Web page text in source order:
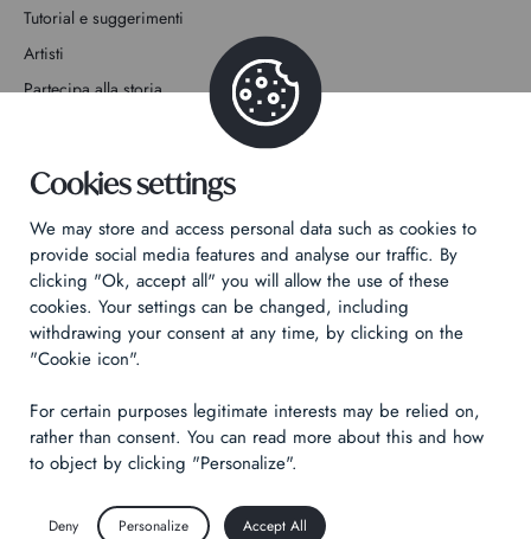
Tutorial e suggerimenti
Artisti
Partecipa alla storia
Informativa sulla privacy
Informazioni legali
Technical & Legal informations
Made byIzhak
Cookies settings
We may store and access personal data such as cookies to
provide social media features and analyse our traffic. By
clicking "Ok, accept all" you will allow the use of these
cookies. Your settings can be changed, including
withdrawing your consent at any time, by clicking on the
"Cookie icon".
For certain purposes legitimate interests may be relied on,
rather than consent. You can read more about this and how
to object by clicking "Personalize".
Deny Personalize Accept All